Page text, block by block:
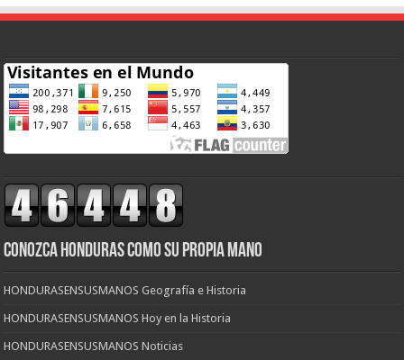
CONOZCA HONDURAS COMO SU PROPIA MANO
HONDURASENSUSMANOS Geografía e Historia
HONDURASENSUSMANOS Hoy en la Historia
HONDURASENSUSMANOS Noticias